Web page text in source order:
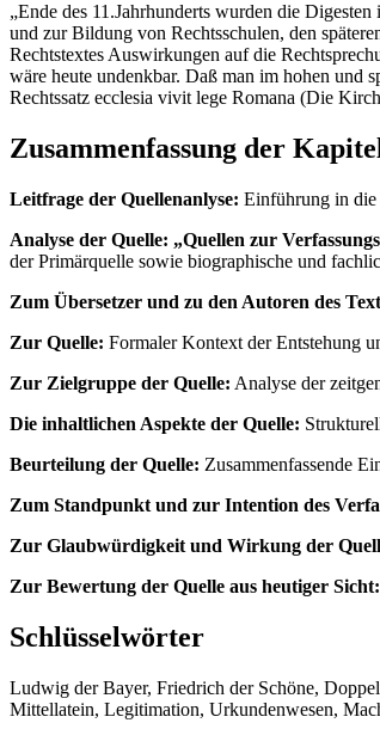
„Ende des 11.Jahrhunderts wurden die
und zur Bildung von Rechtsschulen, den
Rechtstextes Auswirkungen auf die
wäre heute undenkbar. Daß man im hohen und
Rechtssatz ecclesia vivit lege Romana (Die
Zusammenfassung der
Leitfrage der Quellenanlyse: Einführung in die
Analyse der Quelle: „Quellen zur
der Primärquelle sowie biographische und
Zum Übersetzer und zu den Autoren des
Zur Quelle: Formaler Kontext der Entstehung
Zur Zielgruppe der Quelle: Analyse der
Die inhaltlichen Aspekte der Quelle:
Beurteilung der Quelle: Zusammenfassende
Zum Standpunkt und zur Intention des
Zur Glaubwürdigkeit und Wirkung der
Zur Bewertung der Quelle aus heutiger Sicht:
Schlüsselwörter
Ludwig der Bayer, Friedrich der Schöne,
Mittellatein, Legitimation, Urkundenwesen,